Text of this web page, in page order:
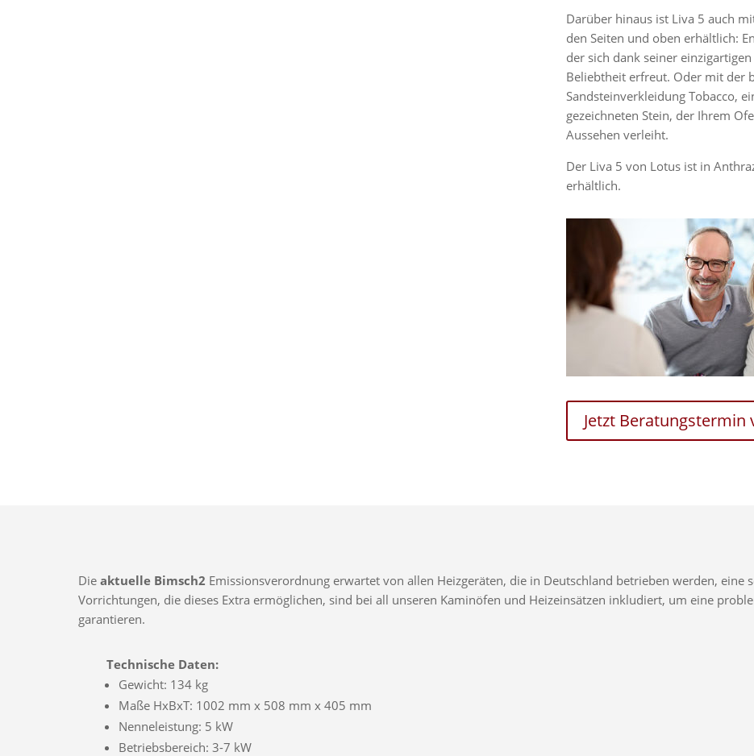
Darüber hinaus ist Liva 5 auch
den Seiten und oben erhältlich:
der sich dank seiner
Beliebtheit erfreut. Oder mit der
Sandsteinverkleidung Tobacco,
gezeichneten Stein, der Ihrem
Aussehen verleiht.
Der Liva 5 von Lotus ist in
erhältlich.
Jetzt Beratungstermin
Die aktuelle Bimsch2 Emissionsverordnung erwartet von allen Heizgeräten, die in Deutschland betrieben werden, eine
Vorrichtungen, die dieses Extra ermöglichen, sind bei all unseren Kaminöfen und Heizeinsätzen inkludiert, um eine
garantieren.
Technische Daten:
Gewicht: 134 kg
Maße HxBxT: 1002 mm x 508 mm x 405 mm
Nenneleistung: 5 kW
Betriebsbereich: 3-7 kW